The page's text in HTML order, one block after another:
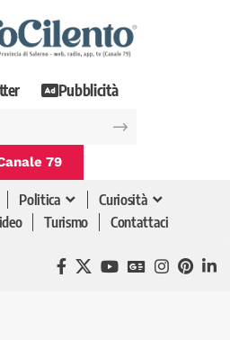
Pubblicità
79
Politica
Curiosità
Turismo Contattaci